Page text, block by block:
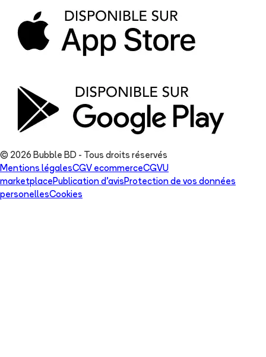
© 2026 Bubble BD - Tous droits réservés
Mentions légalesCGV ecommerceCGVU
marketplace Publication d'avis Protection de vos données
personellesCookies